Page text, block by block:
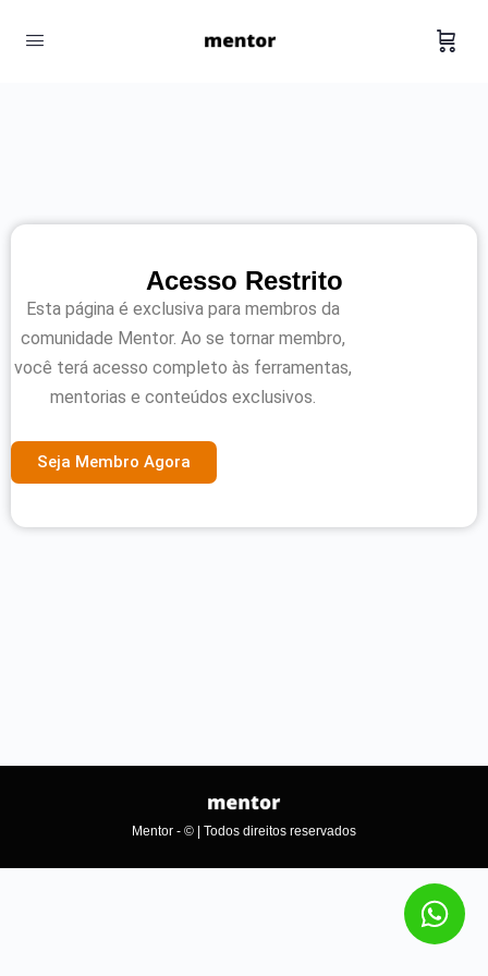
Acesso Restrito
Esta página é exclusiva para membros da
comunidade Mentor. Ao se tornar membro,
você terá acesso completo às ferramentas,
mentorias e conteúdos exclusivos.
Seja Membro Agora
Mentor - © | Todos direitos reservados